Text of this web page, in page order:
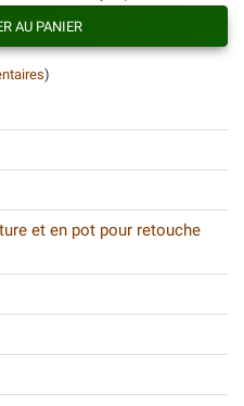
)
et en pot pour retouche
AU PANIER